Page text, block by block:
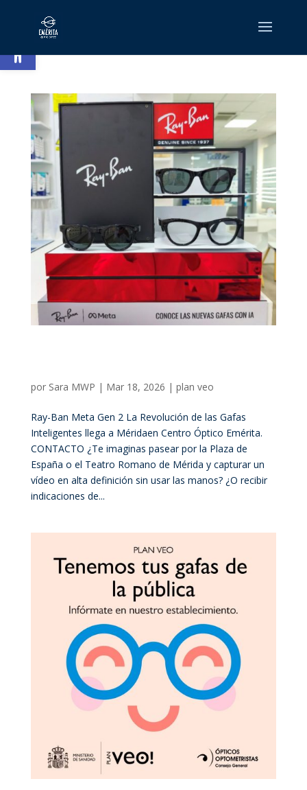
Abrir barra de herramientas
por Sara MWP | Mar 18, 2026 | plan veo
Ray-Ban Meta Gen 2 La Revolución de las Gafas
Inteligentes llega a Méridaen Centro Óptico Emérita.
CONTACTO ¿Te imaginas pasear por la Plaza de
España o el Teatro Romano de Mérida y capturar un
vídeo en alta definición sin usar las manos? ¿O recibir
indicaciones de...